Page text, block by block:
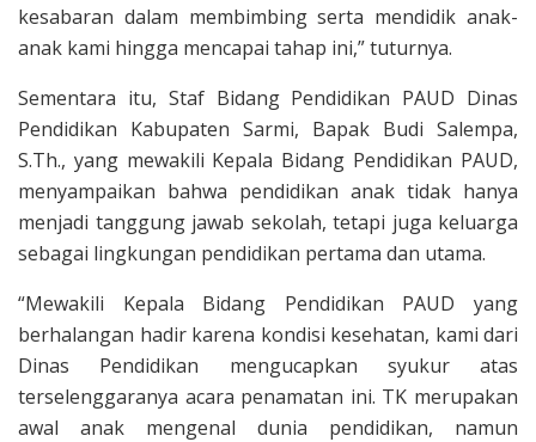
kesabaran dalam membimbing serta mendidik anak-
anak kami hingga mencapai tahap ini,” tuturnya.
Sementara itu, Staf Bidang Pendidikan PAUD Dinas
Pendidikan Kabupaten Sarmi, Bapak Budi Salempa,
S.Th., yang mewakili Kepala Bidang Pendidikan PAUD,
menyampaikan bahwa pendidikan anak tidak hanya
menjadi tanggung jawab sekolah, tetapi juga keluarga
sebagai lingkungan pendidikan pertama dan utama.
“Mewakili Kepala Bidang Pendidikan PAUD yang
berhalangan hadir karena kondisi kesehatan, kami dari
Dinas Pendidikan mengucapkan syukur atas
terselenggaranya acara penamatan ini. TK merupakan
awal anak mengenal dunia pendidikan, namun